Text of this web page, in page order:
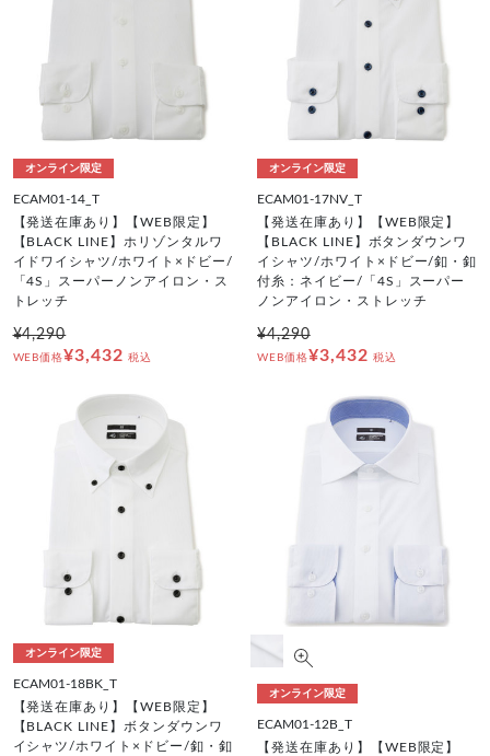
オンライン限定
ECAM01-14_T
【発送在庫あり】【WEB限定】
【BLACK LINE】ホリゾンタルワ
イドワイシャツ/ホワイト×ドビー/
「4S」スーパーノンアイロン・ス
トレッチ
¥4,290
WEB価格¥3,432 税込
オンライン限定
ECAM01-17NV_T
【発送在庫あり】【WEB限定】
【BLACK LINE】ボタンダウンワ
イシャツ/ホワイト×ドビー/釦・釦
付糸：ネイビー/「4S」スーパー
ノンアイロン・ストレッチ
¥4,290
WEB価格¥3,432 税込
オンライン限定
ECAM01-18BK_T
【発送在庫あり】【WEB限定】
【BLACK LINE】ボタンダウンワ
イシャツ/ホワイト×ドビー/釦・釦
オンライン限定
ECAM01-12B_T
【発送在庫あり】【WEB限定】